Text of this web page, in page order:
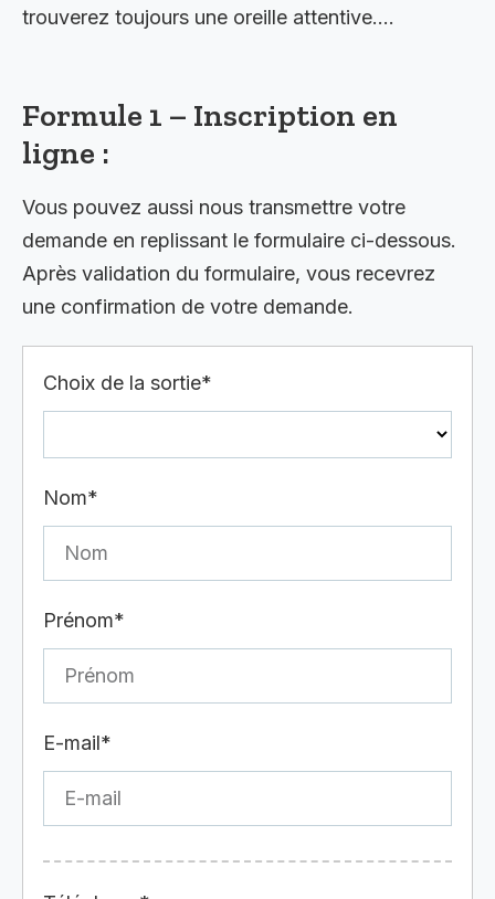
trouverez toujours une oreille attentive….
Formule 1 – Inscription en
ligne :
Vous pouvez aussi nous transmettre votre
demande en replissant le formulaire ci-dessous.
Après validation du formulaire, vous recevrez
une confirmation de votre demande.
Choix de la sortie*
Nom*
Prénom*
E-mail*